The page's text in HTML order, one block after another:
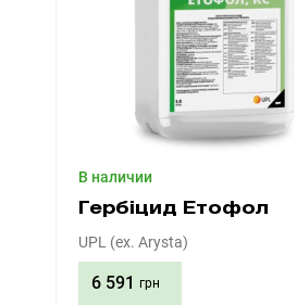
В наличии
Гербіцид Етофол
UPL (ex. Arysta)
6 591 грн